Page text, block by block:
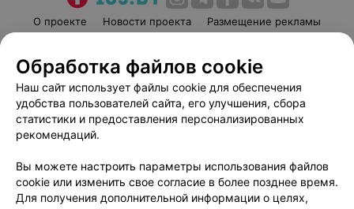
О проекте Новости проекта
Размещение рекламы
Пользовательское соглашение
Способы оплаты
Вакансии
Партнеры
Написать руководителю 103.by
Обработка персональных данных
Обработка файлов cookie
Наш сайт использует файлы cookie для обеспечения
удобства пользователей сайта, его улучшения, сбора
статистики и предоставления персонализированных
рекомендаций.
Вы можете настроить параметры использования файлов
cookie или изменить свое согласие в более позднее время.
Для получения дополнительной информации о целях,